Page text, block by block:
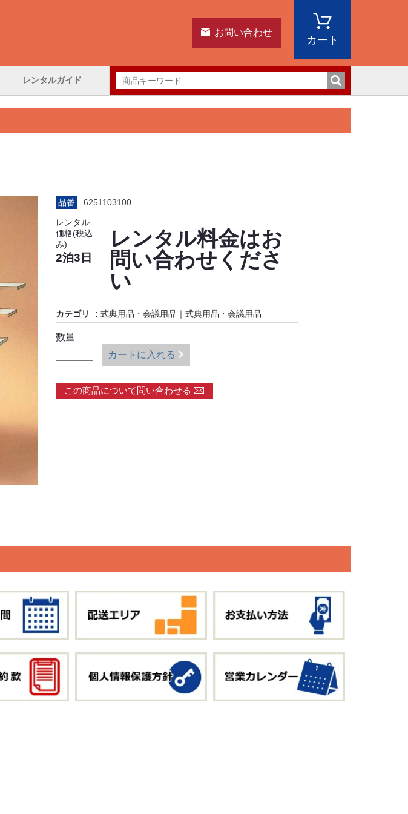
お問い合わせ
カート
レンタルガイド
品番 6251103100
レンタル
価格(税込
み)
2泊3日
レンタル料金はお
問い合わせくださ
い
カテゴリ 式典用品・会議用品 ｜ 式典用品・会議用品
数量
カートに入れる
この商品について問い合わせる